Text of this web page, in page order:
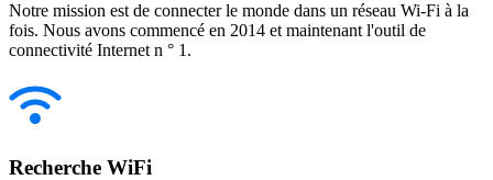
Notre mission est de connecter le monde dans un réseau Wi-Fi à la
fois. Nous avons commencé en 2014 et maintenant l'outil de
connectivité Internet n ° 1.
Recherche WiFi